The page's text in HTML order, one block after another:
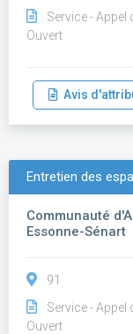
Service - Appel
Ouvert
Avis
Entretien des
Communauté
Essonne-Sénart
91
Service - Appel
Ouvert